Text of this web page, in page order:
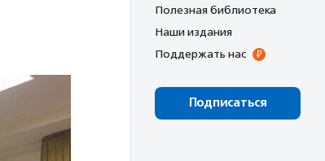
Полезная библиотека
Наши издания
Поддержать нас
Подписаться